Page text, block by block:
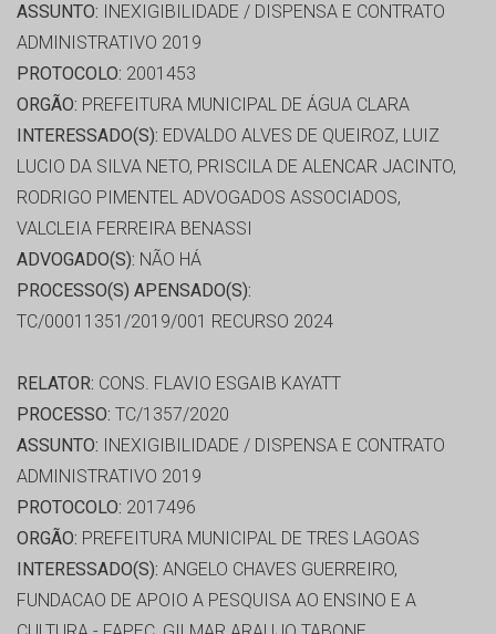
ASSUNTO: INEXIGIBILIDADE / DISPENSA E CONTRATO
ADMINISTRATIVO 2019
PROTOCOLO: 2001453
ORGÃO: PREFEITURA MUNICIPAL DE ÁGUA CLARA
INTERESSADO(S): EDVALDO ALVES DE QUEIROZ, LUIZ
LUCIO DA SILVA NETO, PRISCILA DE ALENCAR JACINTO,
RODRIGO PIMENTEL ADVOGADOS ASSOCIADOS,
VALCLEIA FERREIRA BENASSI
ADVOGADO(S): NÃO HÁ
PROCESSO(S) APENSADO(S):
TC/00011351/2019/001 RECURSO 2024
RELATOR: CONS. FLAVIO ESGAIB KAYATT
PROCESSO: TC/1357/2020
ASSUNTO: INEXIGIBILIDADE / DISPENSA E CONTRATO
ADMINISTRATIVO 2019
PROTOCOLO: 2017496
ORGÃO: PREFEITURA MUNICIPAL DE TRES LAGOAS
INTERESSADO(S): ANGELO CHAVES GUERREIRO,
FUNDACAO DE APOIO A PESQUISA AO ENSINO E A